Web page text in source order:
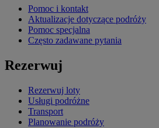
Pomoc i kontakt
Aktualizacje dotyczące podróży
Pomoc specjalna
Często zadawane pytania
Rezerwuj
Rezerwuj loty
Usługi podróżne
Transport
Planowanie podróży